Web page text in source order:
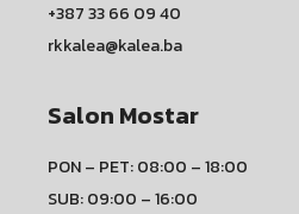
+387 33 66 09 40
rkkalea@kalea.ba
Salon Mostar
PON – PET: 08:00 – 18:00
SUB: 09:00 – 16:00